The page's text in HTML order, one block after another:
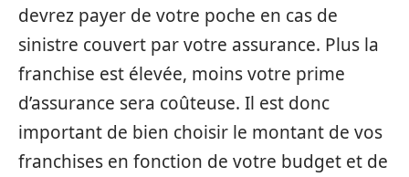
devrez payer de votre poche en cas de
sinistre couvert par votre assurance. Plus la
franchise est élevée, moins votre prime
d’assurance sera coûteuse. Il est donc
important de bien choisir le montant de vos
franchises en fonction de votre budget et de